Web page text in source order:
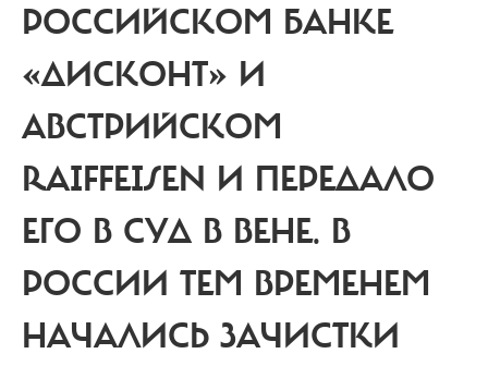
РОССИЙСКОМ БАНКЕ
«ДИСКОНТ» И
АВСТРИЙСКОМ
RAIFFEISEN И ПЕРЕДАЛО
ЕГО В СУД В ВЕНЕ. В
РОССИИ ТЕМ ВРЕМЕНЕМ
НАЧАЛИСЬ ЗАЧИСТКИ